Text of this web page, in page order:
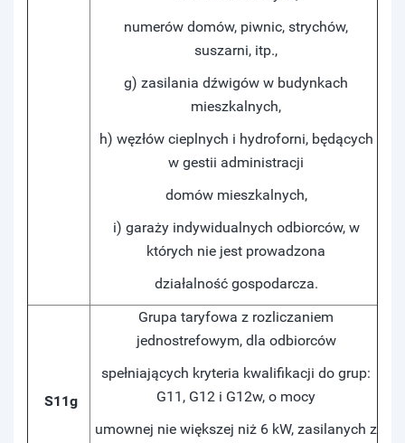
numerów domów, piwnic, strychów,
suszarni, itp.,
g) zasilania dźwigów w budynkach
mieszkalnych,
h) węzłów cieplnych i hydroforni, będących
w gestii administracji
domów mieszkalnych,
i) garaży indywidualnych odbiorców, w
których nie jest prowadzona
działalność gospodarcza.
S11g
Grupa taryfowa z rozliczaniem
jednostrefowym, dla odbiorców
spełniających kryteria kwalifikacji do grup:
G11, G12 i G12w, o mocy
umownej nie większej niż 6 kW, zasilanych z